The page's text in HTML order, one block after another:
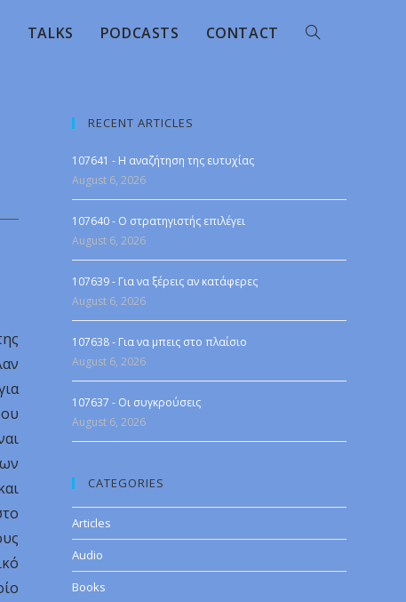
TALKS PODCASTS CONTACT
RECENT ARTICLES
107641 - Η αναζήτηση της ευτυχίας
August 6, 2026
107640 - Ο στρατηγιστής επιλέγει
August 6, 2026
107639 - Για να ξέρεις αν κατάφερες
August 6, 2026
107638 - Για να μπεις στο πλαίσιο
August 6, 2026
107637 - Οι συγκρούσεις
August 6, 2026
CATEGORIES
Articles
Audio
Books